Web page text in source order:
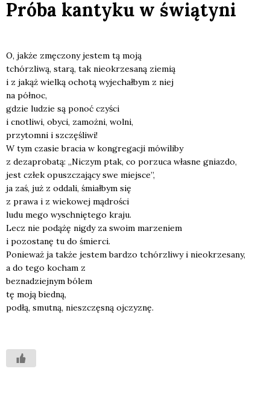
Próba kantyku w świątyni
O, jak­że zmę­czo­ny jestem tą moją
tchórz­li­wą, sta­rą, tak nie­okrze­sa­ną zie­mią
i z jakąż wiel­ką ocho­tą wyje­chał­bym z niej
na pół­noc,
gdzie ludzie są ponoć czy­ści
i cno­tli­wi, oby­ci, zamoż­ni, wol­ni,
przy­tom­ni i szczę­śli­wi!
W tym cza­sie bra­cia w kon­gre­ga­cji mówi­li­by
z dez­apro­ba­tą: „Niczym ptak, co porzu­ca wła­sne gniaz­do,
jest człek opusz­cza­ją­cy swe miej­sce”,
ja zaś, już z odda­li, śmiał­bym się
z pra­wa i z wie­ko­wej mądro­ści
ludu mego wyschnię­te­go kra­ju.
Lecz nie podą­żę nigdy za swo­im marze­niem
i pozo­sta­nę tu do śmier­ci.
Ponie­waż ja tak­że jestem bar­dzo tchórz­li­wy i nie­okrze­sa­ny,
a do tego kocham z
bez­na­dziej­nym bólem
tę moją bied­ną,
pod­łą, smut­ną, nie­szczę­sną ojczy­znę.